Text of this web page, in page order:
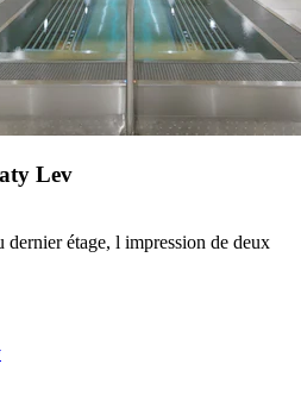
Lev
dernier étage, l impression de deux